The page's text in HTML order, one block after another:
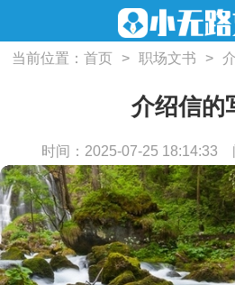
当前位置：首页 > 职场文书 >
介绍信的
时间：2025-07-25 18:14:33